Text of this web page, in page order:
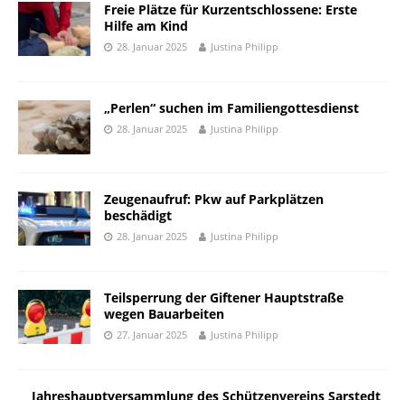
Freie Plätze für Kurzentschlossene: Erste
Hilfe am Kind
28. Januar 2025 Justina Philipp
„Perlen“ suchen im Familiengottesdienst
28. Januar 2025 Justina Philipp
Zeugenaufruf: Pkw auf Parkplätzen
beschädigt
28. Januar 2025 Justina Philipp
Teilsperrung der Giftener Hauptstraße
wegen Bauarbeiten
27. Januar 2025 Justina Philipp
Jahreshauptversammlung des Schützenvereins Sarstedt